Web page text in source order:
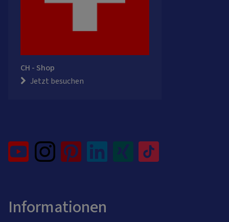
CH - Shop
Jetzt besuchen
Informationen